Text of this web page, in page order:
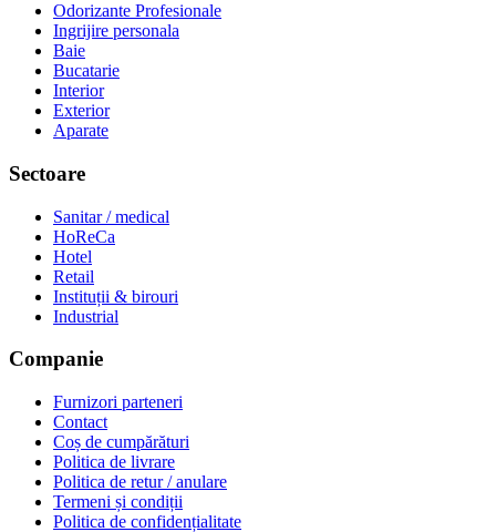
Odorizante Profesionale
Ingrijire personala
Baie
Bucatarie
Interior
Exterior
Aparate
Sectoare
Sanitar / medical
HoReCa
Hotel
Retail
Instituții & birouri
Industrial
Companie
Furnizori parteneri
Contact
Coș de cumpărături
Politica de livrare
Politica de retur / anulare
Termeni și condiții
Politica de confidențialitate